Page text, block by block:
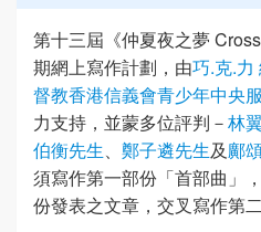
第十三屆《仲夏夜之夢
期網上寫作計劃，由巧.克.力
督教香港信義會青少年中央
力支持，並蒙多位評判－林
伯衡先生、 鄭子遴先生及鄺
須寫作第一部份「首部曲」
份發表之文章，交叉寫作第